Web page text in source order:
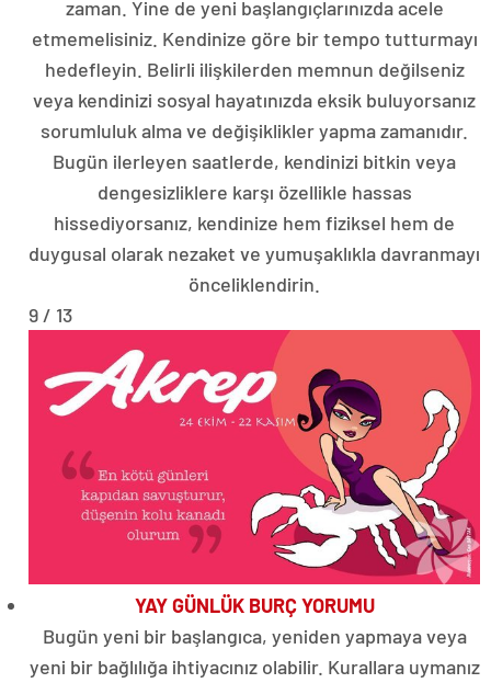
zaman. Yine de yeni başlangıçlarınızda acele
etmemelisiniz. Kendinize göre bir tempo tutturmayı
hedefleyin. Belirli ilişkilerden memnun değilseniz
veya kendinizi sosyal hayatınızda eksik buluyorsanız
sorumluluk alma ve değişiklikler yapma zamanıdır.
Bugün ilerleyen saatlerde, kendinizi bitkin veya
dengesizliklere karşı özellikle hassas
hissediyorsanız, kendinize hem fiziksel hem de
duygusal olarak nezaket ve yumuşaklıkla davranmayı
önceliklendirin.
9 / 13
YAY GÜNLÜK BURÇ YORUMU
Bugün yeni bir başlangıca, yeniden yapmaya veya
yeni bir bağlılığa ihtiyacınız olabilir. Kurallara uymanız